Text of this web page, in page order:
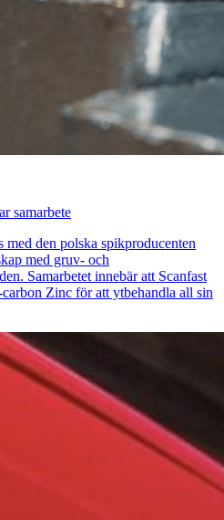
samarbete
med den polska spikproducenten
med gruv- och
Samarbetet innebär att Scanfast
Zinc för att ytbehandla all sin